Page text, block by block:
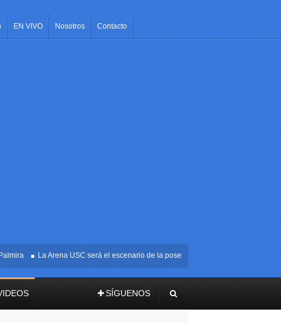
EN VIVO Nosotros Contacto
La Arena USC será el escenario de la posesión presidencial de Abelardo de
SÍGUENOS